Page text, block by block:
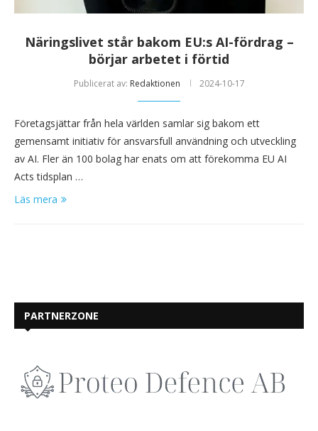
Näringslivet står bakom EU:s AI-fördrag –
börjar arbetet i förtid
Publicerat av: Redaktionen 2024-10-17
Företagsjättar från hela världen samlar sig bakom ett
gemensamt initiativ för ansvarsfull användning och utveckling
av AI. Fler än 100 bolag har enats om att förekomma EU AI
Acts tidsplan …
Läs mera
PARTNERZONE